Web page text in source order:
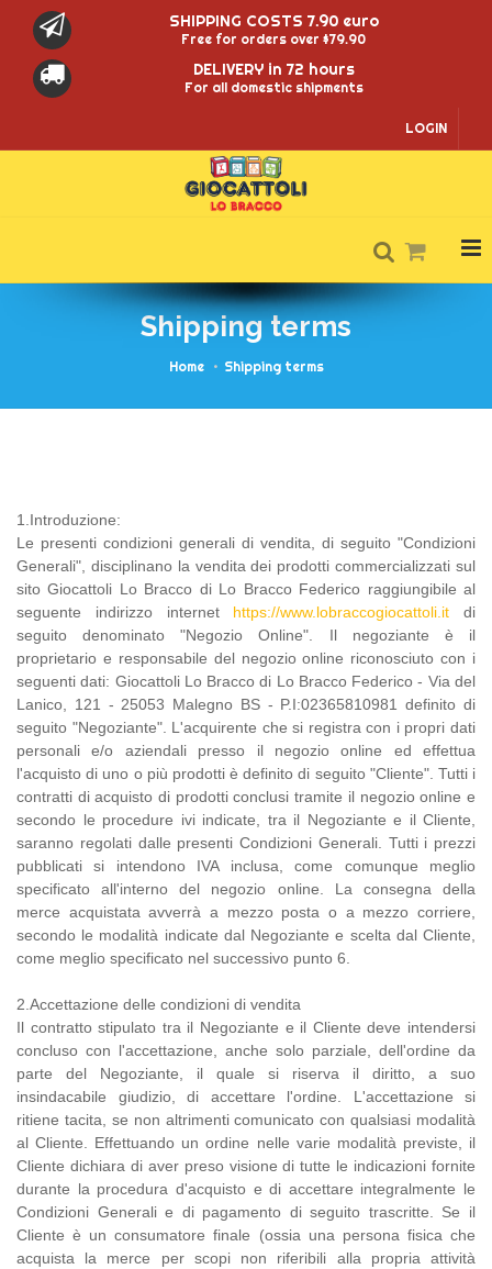
SHIPPING COSTS 7.90 euro
Free for orders over $79.90
DELIVERY in 72 hours
For all domestic shipments
LOGIN
Shipping terms
Home Shipping terms
1.Introduzione:
Le presenti condizioni generali di vendita, di seguito "Condizioni
Generali", disciplinano la vendita dei prodotti commercializzati sul
sito Giocattoli Lo Bracco di Lo Bracco Federico raggiungibile al
seguente indirizzo internet https://www.lobraccogiocattoli.it di
seguito denominato "Negozio Online". Il negoziante è il
proprietario e responsabile del negozio online riconosciuto con i
seguenti dati: Giocattoli Lo Bracco di Lo Bracco Federico - Via del
Lanico, 121 - 25053 Malegno BS - P.I:02365810981 definito di
seguito "Negoziante". L'acquirente che si registra con i propri dati
personali e/o aziendali presso il negozio online ed effettua
l'acquisto di uno o più prodotti è definito di seguito "Cliente". Tutti i
contratti di acquisto di prodotti conclusi tramite il negozio online e
secondo le procedure ivi indicate, tra il Negoziante e il Cliente,
saranno regolati dalle presenti Condizioni Generali. Tutti i prezzi
pubblicati si intendono IVA inclusa, come comunque meglio
specificato all'interno del negozio online. La consegna della
merce acquistata avverrà a mezzo posta o a mezzo corriere,
secondo le modalità indicate dal Negoziante e scelta dal Cliente,
come meglio specificato nel successivo punto 6.
2.Accettazione delle condizioni di vendita
Il contratto stipulato tra il Negoziante e il Cliente deve intendersi
concluso con l'accettazione, anche solo parziale, dell'ordine da
parte del Negoziante, il quale si riserva il diritto, a suo
insindacabile giudizio, di accettare l'ordine. L'accettazione si
ritiene tacita, se non altrimenti comunicato con qualsiasi modalità
al Cliente. Effettuando un ordine nelle varie modalità previste, il
Cliente dichiara di aver preso visione di tutte le indicazioni fornite
durante la procedura d'acquisto e di accettare integralmente le
Condizioni Generali e di pagamento di seguito trascritte. Se il
Cliente è un consumatore finale (ossia una persona fisica che
acquista la merce per scopi non riferibili alla propria attività